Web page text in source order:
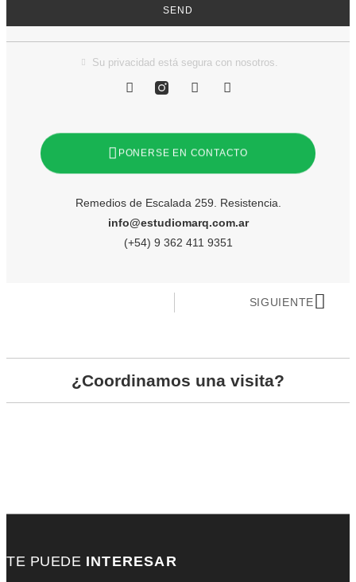
SEND
Su privacidad está segura con nosotros.
PONERSE EN CONTACTO
Remedios de Escalada 259. Resistencia.
info@estudiomarq.com.ar
(+54) 9 362 411 9351
SIGUIENTE
¿Coordinamos una visita?
TE PUEDE INTERESAR